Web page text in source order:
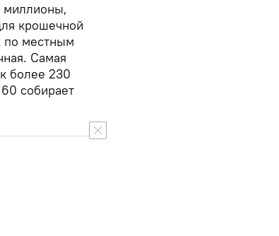
миллионы,
крошечной
по местным
Самая
более 230
собирает